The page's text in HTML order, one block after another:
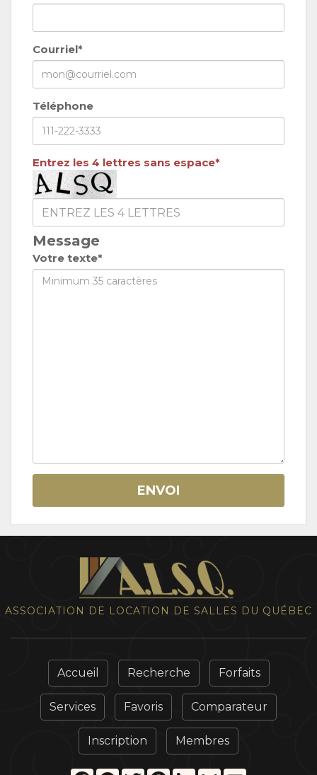
Courriel*
Téléphone
Entrez les 4 lettres sans espace*
Message
Votre texte*
ENVOI
ASSOCIATION DE LOCATION DE SALLES DU QUÉBEC
Accueil Recherche Forfaits
Services Favoris Comparateur
Inscription Membres